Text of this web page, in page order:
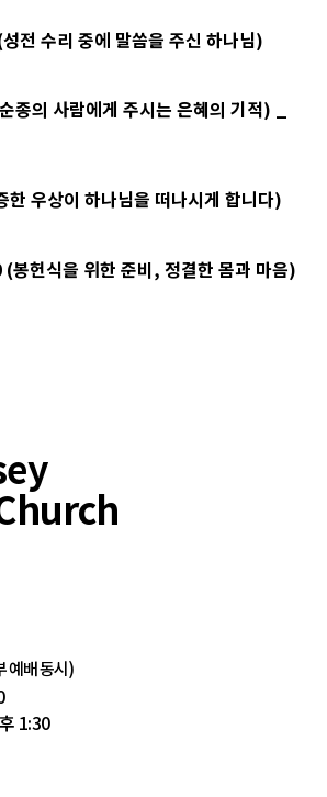
전 수리 중에 말씀을 주신 하나님)
종의 사람에게 주시는 은혜의 기적) _
우상이 하나님을 떠나시게 합니다)
봉헌식을 위한 준비, 정결한 몸과 마음)
예배 동시)
1:30